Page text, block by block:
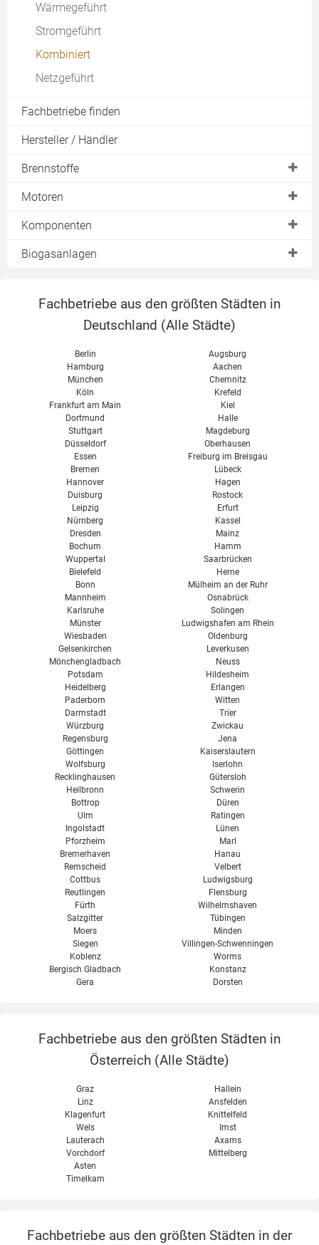
Biogasanlage
Contracting
Wärmegeführt
Stromgeführt
Kombiniert
Netzgeführt
Fachbetriebe finden
Hersteller / Händler
Brennstoffe
Gas
Erdgas
Heizöl
Hackschnitzel
Motoren
Dampfmotor
Stirlingmotor
Brennstoffzelle
Komponenten
Kältemaschine
Biogasanlagen
Aufbau
Fermenter
Gärrestlager
Biogasspeicher
Blockheizkraftwerk
Wirkungsgrad
Leistung
Substrate
Faustzahlen
Gülle & Mist
NawaRo
Agroindustrie
Kompost
Fachbetriebe aus den größten Städten in
Deutschland (Alle Städte)
Berlin
Hamburg
München
Köln
Frankfurt am Main
Dortmund
Stuttgart
Düsseldorf
Essen
Bremen
Hannover
Duisburg
Leipzig
Nürnberg
Dresden
Bochum
Wuppertal
Bielefeld
Bonn
Mannheim
Karlsruhe
Münster
Wiesbaden
Gelsenkirchen
Mönchengladbach
Augsburg
Aachen
Chemnitz
Krefeld
Kiel
Halle
Magdeburg
Oberhausen
Freiburg im Breisgau
Lübeck
Hagen
Rostock
Erfurt
Kassel
Mainz
Hamm
Saarbrücken
Herne
Mülheim an der Ruhr
Osnabrück
Solingen
Ludwigshafen am Rhein
Oldenburg
Leverkusen
Neuss
Potsdam
Heidelberg
Paderborn
Darmstadt
Würzburg
Regensburg
Göttingen
Wolfsburg
Recklinghausen
Heilbronn
Bottrop
Ulm
Ingolstadt
Pforzheim
Bremerhaven
Remscheid
Cottbus
Reutlingen
Fürth
Salzgitter
Moers
Siegen
Koblenz
Bergisch Gladbach
Gera
Hildesheim
Erlangen
Witten
Trier
Zwickau
Jena
Kaiserslautern
Iserlohn
Gütersloh
Schwerin
Düren
Ratingen
Lünen
Marl
Hanau
Velbert
Ludwigsburg
Flensburg
Wilhelmshaven
Tübingen
Minden
Villingen-Schwenningen
Worms
Konstanz
Dorsten
Fachbetriebe aus den größten Städten in
Österreich (Alle Städte)
Graz
Linz
Klagenfurt
Wels
Hallein
Ansfelden
Knittelfeld
Imst
Lauterach
Vorchdorf
Asten
Timelkam
Axams
Mittelberg
Fachbetriebe aus den größten Städten in der